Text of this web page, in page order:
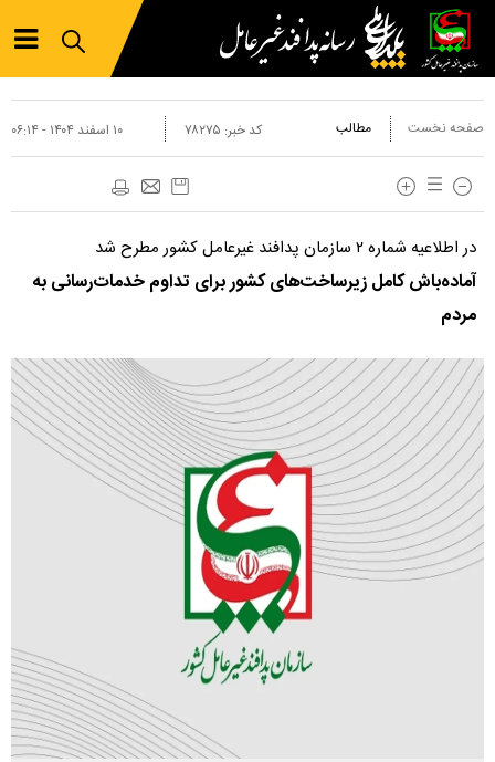
صفحه نخست مطالب ۱۰ اسفند ۱۴۰۴ - ۰۶:۱۴ کد خبر: ۷۸۲۷۵
در اطلاعیه شماره ۲ سازمان پدافند غیرعامل کشور مطرح شد
آماده‌باش کامل زیرساخت‌های کشور برای تداوم خدمات‌رسانی به
مردم